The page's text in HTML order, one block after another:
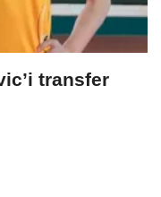
transfer